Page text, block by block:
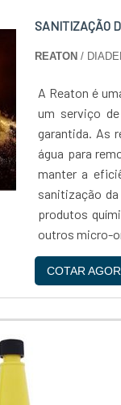
Reaton é uma
de alta
SANITIZAÇÃO
REATON /
A Reaton é
um serviço
garantida. As
água para
manter a
sanitização
produtos
outros micro-
disso, a
eficiência do
NO
troca iônica,
de
eficientes e
da sua
COTAR